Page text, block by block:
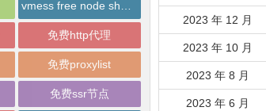
免费http代理
免费proxylist
免费ssr节点
2023 年 12 月
2023 年 10 月
2023 年 8 月
2023 年 6 月